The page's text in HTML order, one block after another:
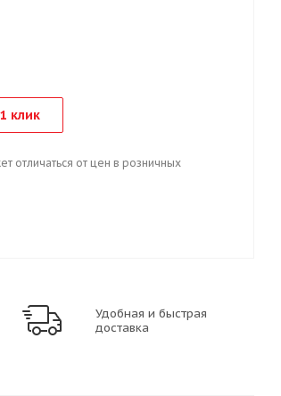
клик
отличаться от цен в розничных
Удобная и быстрая
доставка